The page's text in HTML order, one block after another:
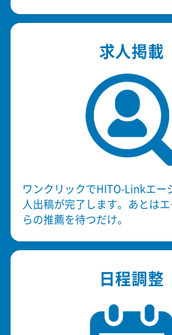
求人掲載
ワンクリックでHITO-Linkエー
人出稿が完了します。あとは
らの推薦を待つだけ。
日程調整